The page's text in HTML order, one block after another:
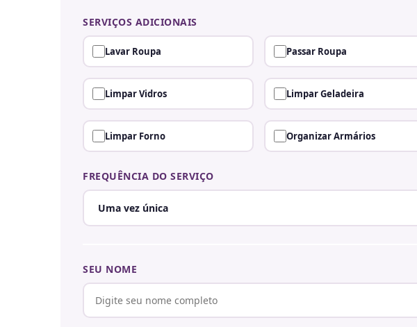
SERVIÇOS ADICIONAIS
Lavar Roupa Passar Roupa
Limpar Vidros Limpar Geladeira
Limpar Forno Organizar Armários
FREQUÊNCIA DO SERVIÇO
SEU NOME